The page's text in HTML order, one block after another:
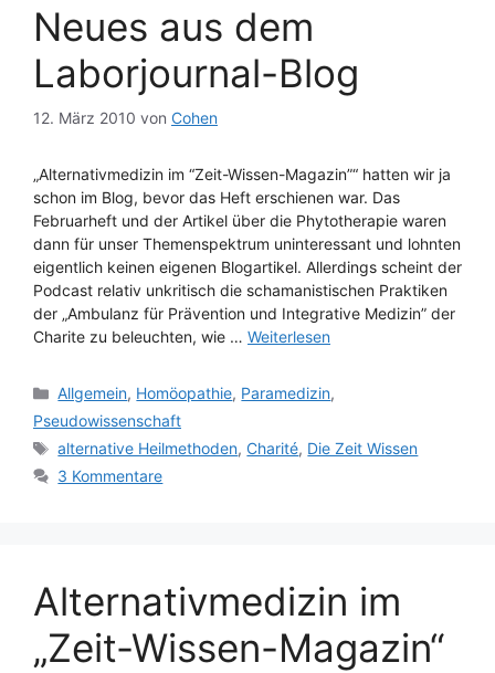
Neues aus dem
Laborjournal-Blog
12. März 2010 von Cohen
„Alternativmedizin im “Zeit-Wissen-Magazin”“ hatten wir ja
schon im Blog, bevor das Heft erschienen war. Das
Februarheft und der Artikel über die Phytotherapie waren
dann für unser Themenspektrum uninteressant und lohnten
eigentlich keinen eigenen Blogartikel. Allerdings scheint der
Podcast relativ unkritisch die schamanistischen Praktiken
der „Ambulanz für Prävention und Integrative Medizin” der
Charite zu beleuchten, wie … Weiterlesen
Kategorien
Allgemein, Homöopathie, Paramedizin,
Pseudowissenschaft
Schlagwörter
alternative Heilmethoden,Charité, Die Zeit Wissen
3 Kommentare
Alternativmedizin im
„Zeit-Wissen-Magazin“